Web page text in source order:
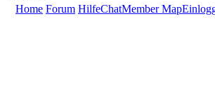
Home Forum HilfeChatMember Map